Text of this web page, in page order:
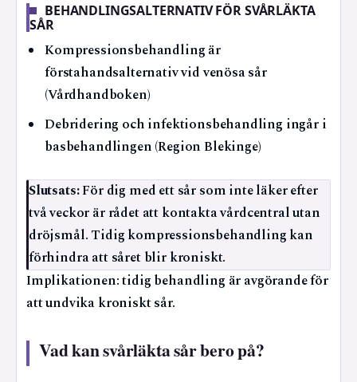
BEHANDLINGSALTERNATIV FÖR SVÅRLÄKTA
SÅR
Kompressionsbehandling är
förstahandsalternativ vid venösa sår
(Vårdhandboken)
Debridering och infektionsbehandling ingår i
basbehandlingen (Region Blekinge)
Slutsats:För dig med ett sår som inte läker efter
två veckor är rådet att kontakta vårdcentral utan
dröjsmål. Tidig kompressionsbehandling kan
förhindra att såret blir kroniskt.
Implikationen: tidig behandling är avgörande för
att undvika kroniskt sår.
Vad kan svårläkta sår bero på?